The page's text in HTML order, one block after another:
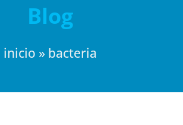
Blog
inicio » bacteria